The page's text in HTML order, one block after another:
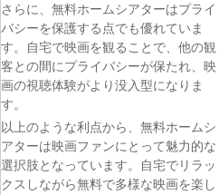
さらに、無料ホームシアターはプライ
バシーを保護する点でも優れていま
す。自宅で映画を観ることで、他の観
客との間にプライバシーが保たれ、映
画の視聴体験がより没入型になりま
す。
以上のような利点から、無料ホームシ
アターは映画ファンにとって魅力的な
選択肢となっています。自宅でリラッ
クスしながら無料で多様な映画を楽し